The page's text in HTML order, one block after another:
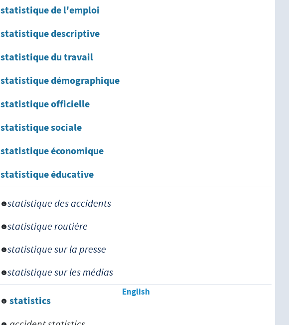
statistique de l'emploi
statistique descriptive
statistique du travail
statistique démographique
statistique officielle
statistique sociale
statistique économique
statistique éducative
statistique des accidents
statistique routière
statistique sur la presse
statistique sur les médias
English
statistics